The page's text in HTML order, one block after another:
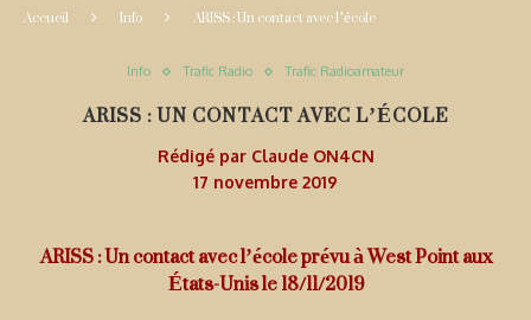
Accueil Info ARISS : Un contact avec l’école
Info Trafic Radio Trafic Radioamateur
ARISS : UN CONTACT AVEC L’ÉCOLE
Rédigé par Claude ON4CN
17 novembre 2019
ARISS : Un contact avec l’école prévu à West Point aux
États-Unis le 18/11/2019